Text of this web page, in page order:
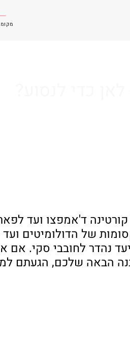
ד'אמפצו ועד
של הדולומיטים
נהדר לחובבי סקי.
הבאה שלכם, הגעתם